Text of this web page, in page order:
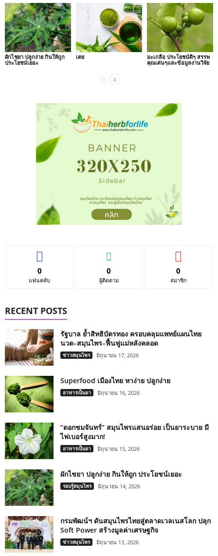
ผักไชยา ปลูกง่าย กินให้ถูก
ประโยชน์เยอะ
เตย
มะเกลือ ประโยชน์ดีๆ สรรพ
คุณเด่นๆและข้อมูลงานวิจัย
0
แฟนคลับ
0
ผู้ติดตาม
0
สมาชิก
RECENT POSTS
รัฐบาล ย้ำสิทธิบัตรทอง ครอบคลุมแพทย์แผนไทย
นวด–สมุนไพร–ฟื้นฟูแม่หลังคลอด
ข่าวสมุนไพร มิถุนายน 17, 2026
Superfood เมืองไทย หาง่าย ปลูกง่าย
อาหารเป็นยา มิถุนายน 16, 2026
“ดอกชมจันทร์” สมุนไพรแสนอร่อย เป็นยาระบาย มี
ไฟเบอร์สูงมาก!
อาหารเป็นยา มิถุนายน 15, 2026
ผักไชยา ปลูกง่าย กินให้ถูก ประโยชน์เยอะ
รอบรู้สมุนไพร มิถุนายน 14, 2026
กรมพัฒน์ฯ ดันสมุนไพรไทยสู่ตลาดเวลเนสโลก ปลุก
Soft Power สร้างมูลค่าเศรษฐกิจ
ข่าวสมุนไพร มิถุนายน 13, 2026